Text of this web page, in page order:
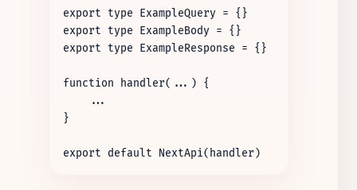
export type ExampleQuery = {}
export type ExampleBody = {}
export type ExampleResponse = {}
function handler(...) {
    ...
}